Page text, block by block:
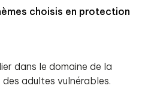
choisis en protection
dans le domaine de la
adultes vulnérables.